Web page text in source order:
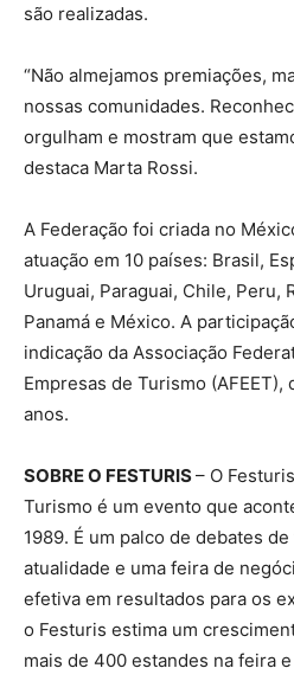
são realizadas.
“Não almejamos premiações,
nossas comunidades.
orgulham e mostram que
destaca Marta Rossi.
A Federação foi criada no
atuação em 10 países: Brasil,
Uruguai, Paraguai, Chile, Peru,
Panamá e México. A
indicação da Associação
Empresas de Turismo (AFEET),
anos.
SOBRE O FESTURIS– O
Turismo é um evento que
1989. É um palco de debates
atualidade e uma feira de
efetiva em resultados para os
o Festuris estima um
mais de 400 estandes na feira